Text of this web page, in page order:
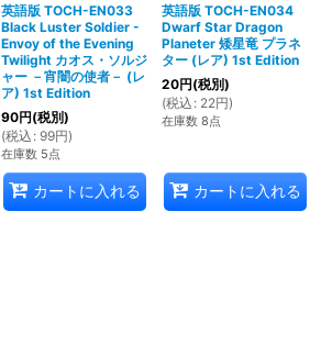
英語版 TOCH-EN033
Black Luster Soldier -
Envoy of the Evening
Twilight カオス・ソルジ
ャー －宵闇の使者－ (レ
ア) 1st Edition
90円(税別)
(税込 : 99円)
在庫数 5点
カートに入れる
英語版 TOCH-EN034
Dwarf Star Dragon
Planeter 矮星竜 プラネ
ター (レア) 1st Edition
20円(税別)
(税込 : 22円)
在庫数 8点
カートに入れる